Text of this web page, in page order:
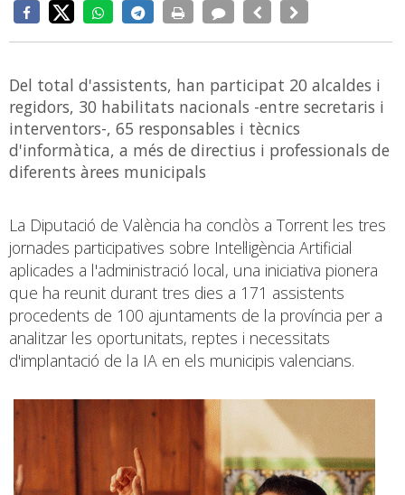
Del total d'assistents, han participat 20 alcaldes i
regidors, 30 habilitats nacionals -entre secretaris i
interventors-, 65 responsables i tècnics
d'informàtica, a més de directius i professionals de
diferents àrees municipals
La Diputació de València ha conclòs a Torrent les tres
jornades participatives sobre Intel·ligència Artificial
aplicades a l'administració local, una iniciativa pionera
que ha reunit durant tres dies a 171 assistents
procedents de 100 ajuntaments de la província per a
analitzar les oportunitats, reptes i necessitats
d'implantació de la IA en els municipis valencians.